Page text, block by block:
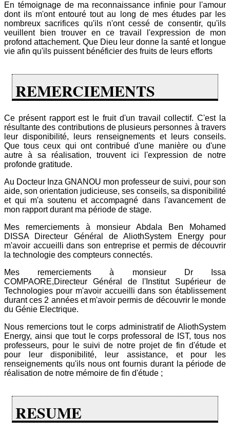
En témoignage de ma reconnaissance infinie pour l'amour
dont ils m'ont entouré tout au long de mes études par les
nombreux sacrifices qu'ils n'ont cessé de consentir, qu'ils
veuillent bien trouver en ce travail l'expression de mon
profond attachement. Que Dieu leur donne la santé et longue
vie afin qu'ils puissent bénéficier des fruits de leurs efforts
REMERCIEMENTS
Ce présent rapport est le fruit d'un travail collectif. C'est la
résultante des contributions de plusieurs personnes à travers
leur disponibilité, leurs renseignements et leurs conseils.
Que tous ceux qui ont contribué d'une manière ou d'une
autre à sa réalisation, trouvent ici l'expression de notre
profonde gratitude.
Au Docteur Inza GNANOU mon professeur de suivi, pour son
aide, son orientation judicieuse, ses conseils, sa disponibilité
et qui m'a soutenu et accompagné dans l'avancement de
mon rapport durant ma période de stage.
Mes remerciements à monsieur Abdala Ben Mohamed
DISSA Directeur Général de AliothSystem Energy pour
m'avoir accueilli dans son entreprise et permis de découvrir
la technologie des compteurs connectés.
Mes remerciements à monsieur Dr Issa
COMPAORE,Directeur Général de l'Institut Supérieur de
Technologies pour m'avoir accueilli dans son établissement
durant ces 2 années et m'avoir permis de découvrir le monde
du Génie Electrique.
Nous remercions tout le corps administratif de AliothSystem
Energy, ainsi que tout le corps professoral de IST, tous nos
professeurs, pour le suivi de notre projet de fin d'étude et
pour leur disponibilité, leur assistance, et pour les
renseignements qu'ils nous ont fournis durant la période de
réalisation de notre mémoire de fin d'étude ;
RESUME